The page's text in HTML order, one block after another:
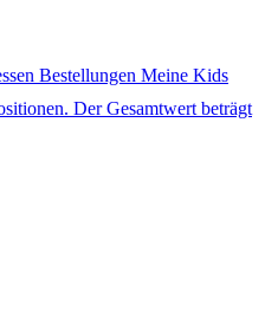
Bestellungen Meine Kids
Der Gesamtwert beträgt